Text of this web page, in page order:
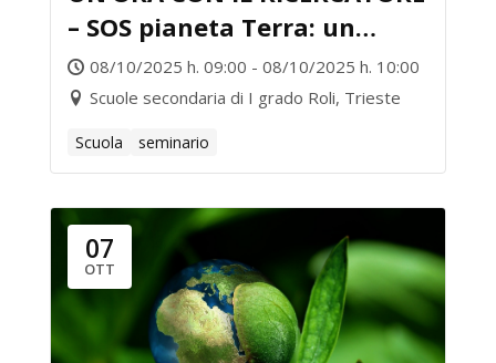
– SOS pianeta Terra: un
viaggio tra dati e ambiente
08/10/2025 h. 09:00 - 08/10/2025 h. 10:00
Scuole secondaria di I grado Roli, Trieste
Scuola seminario
07
OTT